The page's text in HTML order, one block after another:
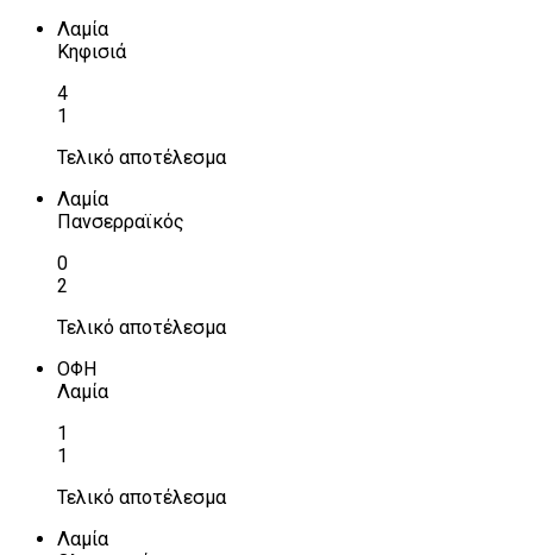
Λαμία
Κηφισιά
4
1
Τελικό αποτέλεσμα
Λαμία
Πανσερραϊκός
0
2
Τελικό αποτέλεσμα
ΟΦΗ
Λαμία
1
1
Τελικό αποτέλεσμα
Λαμία